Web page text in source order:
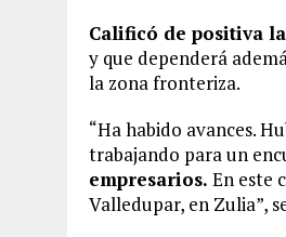
Calificó de positiva
y que dependerá
la zona fronteriza.
“Ha habido avances.
trabajando para un
empresarios. En este
Valledupar, en Zulia”,